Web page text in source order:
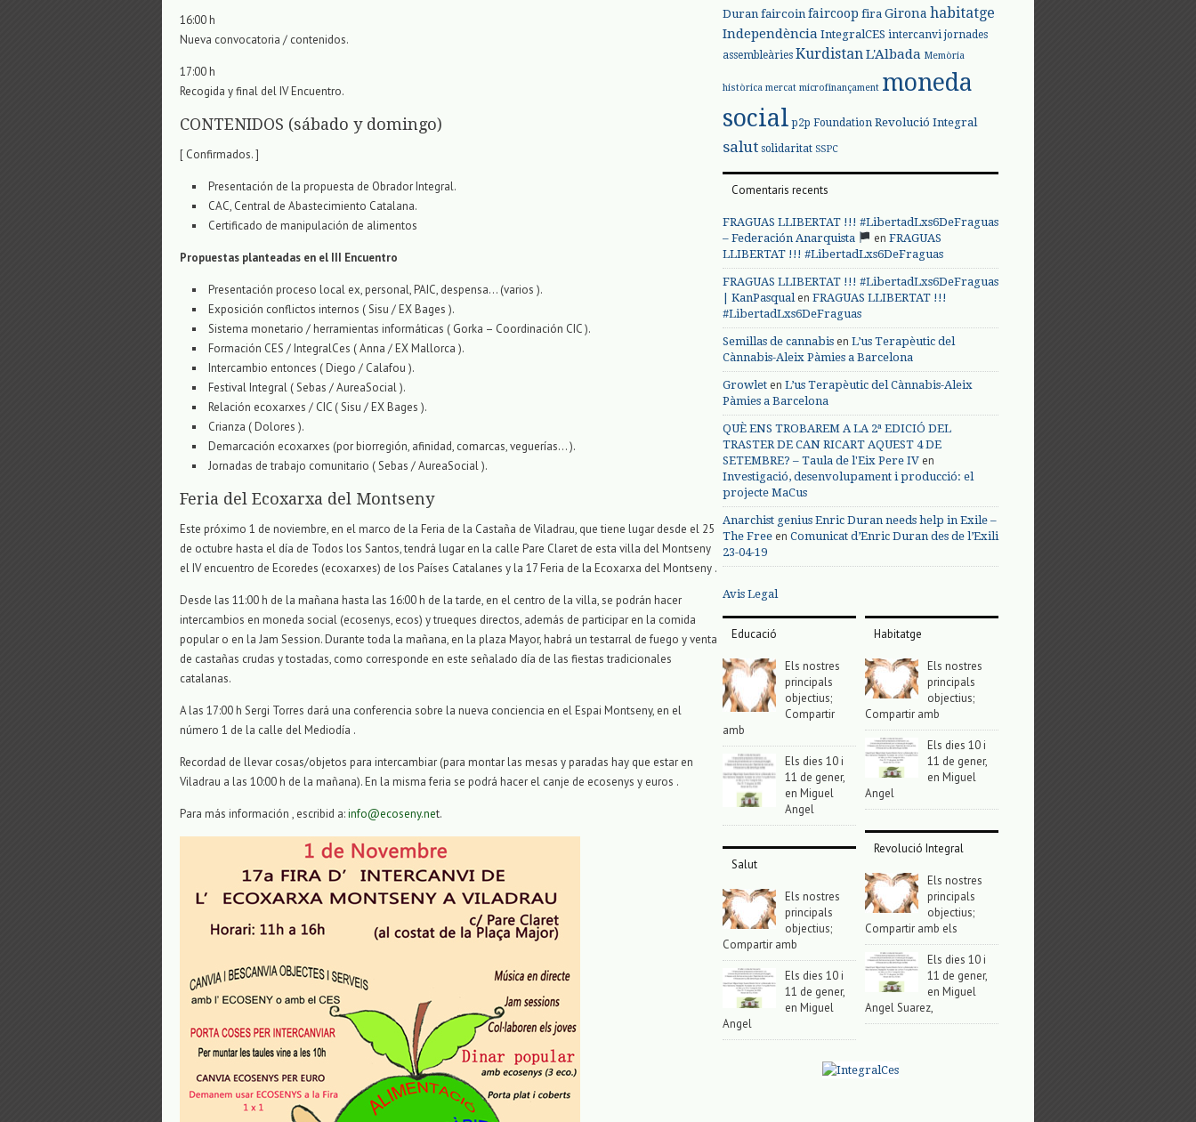
16:00 h
Nueva convocatoria / contenidos.
17:00 h
Recogida y final del IV Encuentro.
CONTENIDOS (sábado y domingo)
[ Confirmados. ]
Presentación de la propuesta de Obrador Integral.
CAC, Central de Abastecimiento Catalana.
Certificado de manipulación de alimentos
Propuestas planteadas en el III Encuentro
Presentación proceso local ex, personal, PAIC, despensa… (varios ).
Exposición conflictos internos ( Sisu / EX Bages ).
Sistema monetario / herramientas informáticas ( Gorka – Coordinación CIC ).
Formación CES / IntegralCes ( Anna / EX Mallorca ).
Intercambio entonces ( Diego / Calafou ).
Festival Integral ( Sebas / AureaSocial ).
Relación ecoxarxes / CIC ( Sisu / EX Bages ).
Crianza ( Dolores ).
Demarcación ecoxarxes (por biorregión, afinidad, comarcas, veguerías… ).
Jornadas de trabajo comunitario ( Sebas / AureaSocial ).
Feria del Ecoxarxa del Montseny
Este próximo 1 de noviembre, en el marco de la Feria de la Castaña de Viladrau, que tiene lugar desde el 25
de octubre hasta el día de Todos los Santos, tendrá lugar en la calle Pare Claret de esta villa del Montseny
el IV encuentro de Ecoredes (ecoxarxes) de los Países Catalanes y la 17 Feria de la Ecoxarxa del Montseny .
Desde las 11:00 h de la mañana hasta las 16:00 h de la tarde, en el centro de la villa, se podrán hacer
intercambios en moneda social (ecosenys, ecos) y trueques directos, además de participar en la comida
popular o en la Jam Session. Durante toda la mañana, en la plaza Mayor, habrá un testarral de fuego y venta
de castañas crudas y tostadas, como corresponde en este señalado día de las fiestas tradicionales
catalanas.
A las 17:00 h Sergi Torres dará una conferencia sobre la nueva conciencia en el Espai Montseny, en el
número 1 de la calle del Mediodía .
Recordad de llevar cosas/objetos para intercambiar (para montar las mesas y paradas hay que estar en
Viladrau a las 10:00 h de la mañana). En la misma feria se podrá hacer el canje de ecosenys y euros .
Para más información , escribid a:info@ecoseny.net.
Duran faircoin faircoop fira Girona habitatge
Independència IntegralCES intercanvi jornades
assembleàries Kurdistan L'Albada Memòria
històrica mercat microfinançament moneda
social p2p Foundation Revolució Integral
salut solidaritat SSPC
Comentaris recents
FRAGUAS LLIBERTAT !!! #LibertadLxs6DeFraguas
– Federación Anarquista
en FRAGUAS
LLIBERTAT !!! #LibertadLxs6DeFraguas
FRAGUAS LLIBERTAT !!! #LibertadLxs6DeFraguas
| KanPasqualen FRAGUAS LLIBERTAT !!!
#LibertadLxs6DeFraguas
Semillas de cannabis en L’us Terapèutic del
Cànnabis-Aleix Pàmies a Barcelona
Growlet en L’us Terapèutic del Cànnabis-Aleix
Pàmies a Barcelona
QUÈ ENS TROBAREM A LA 2ª EDICIÓ DEL
TRASTER DE CAN RICART AQUEST 4 DE
SETEMBRE? – Taula de l'Eix Pere IV en
Investigació, desenvolupament i producció: el
projecte MaCus
Anarchist genius Enric Duran needs help in Exile –
The Free en Comunicat d’Enric Duran des de l’Exili
23-04-19
Avis Legal
Educació
Els nostres
principals
objectius;
Compartir
amb
Els dies 10 i
11 de gener,
en Miguel
Angel
Salut
Els nostres
principals
objectius;
Compartir amb
Els dies 10 i
11 de gener,
en Miguel
Angel
Habitatge
Els nostres
principals
objectius;
Compartir amb
Els dies 10 i
11 de gener,
en Miguel
Angel
Revolució Integral
Els nostres
principals
objectius;
Compartir amb els
Els dies 10 i
11 de gener,
en Miguel
Angel Suarez,